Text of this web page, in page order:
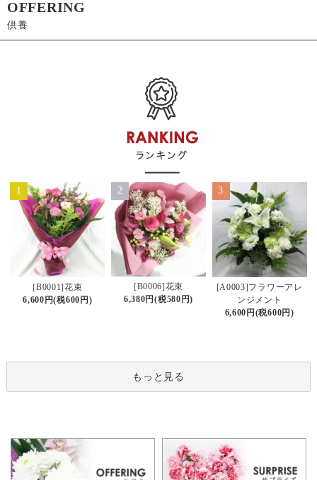
OFFERING
供養
1
[B0001]花束
6,600円(税600円)
2
[B0006]花束
6,380円(税580円)
3
[A0003]フラワーアレ
ンジメント
6,600円(税600円)
もっと見る